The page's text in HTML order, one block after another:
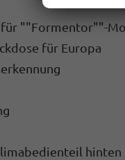
für ""Formentor""-
für Europa
hinten